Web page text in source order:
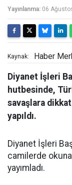
Yayınlanma: 06
Kaynak: Haber
Diyanet İşleri
hutbesinde,
savaşlara
yapıldı.
Diyanet İşleri
camilerde
yayımladı.